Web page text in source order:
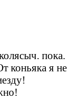
пока.
коньяка я не